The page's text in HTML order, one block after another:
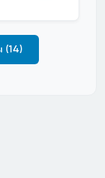
(14)